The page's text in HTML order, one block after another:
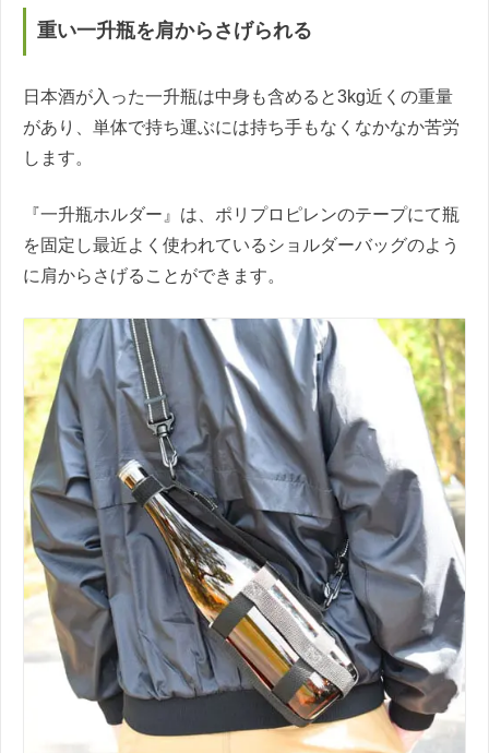
重い一升瓶を肩からさげられる
日本酒が入った一升瓶は中身も含めると3kg近くの重量
があり、単体で持ち運ぶには持ち手もなくなかなか苦労
します。
『一升瓶ホルダー』は、ポリプロピレンのテープにて瓶
を固定し最近よく使われているショルダーバッグのよう
に肩からさげることができます。